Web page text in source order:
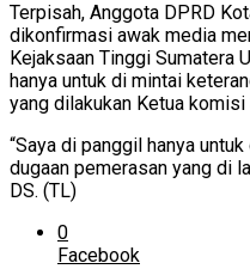
Terpisah, Anggota DPRD
dikonfirmasi awak media
Kejaksaan Tinggi Sumatera
hanya untuk di mintai
yang dilakukan Ketua komisi
“Saya di panggil hanya
dugaan pemerasan yang di
DS. (TL)
0
Facebook